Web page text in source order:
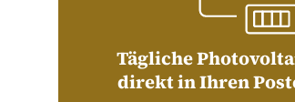
Tägliche
direkt in Ihren